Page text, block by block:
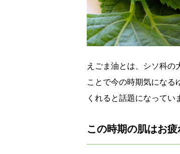
えごま油とは、シソ科の
ことで今の時期気になる
くれると話題になってい
この時期の肌はお